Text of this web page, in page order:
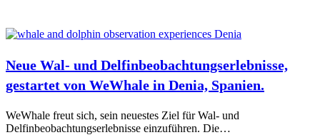
Neue Wal- und Delfinbeobachtungserlebnisse,
gestartet von WeWhale in Denia, Spanien.
WeWhale freut sich, sein neuestes Ziel für Wal- und
Delfinbeobachtungserlebnisse einzuführen. Die…